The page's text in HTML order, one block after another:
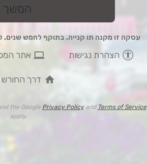
המשך
עסקה זו מקנה תו קנייה, בתוקף לחמש שנים, לפי סעיף 14(ח)
הצהרת נגישות computer אתר
home דרך החורש 4 יהוד
the Google Privacy Policyand Terms of Service
apply.